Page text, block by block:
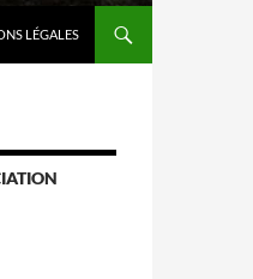
LÉGALES